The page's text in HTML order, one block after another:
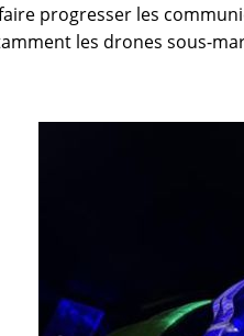
progresser les
les drones sous-